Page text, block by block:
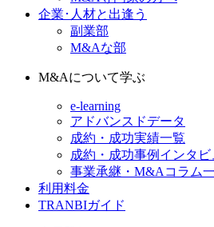
企業･人材と出逢う
副業部
M&Aな部
M&Aについて学ぶ
e-learning
アドバンスドデータ
成約・成功実績一覧
成約・成功事例インタビ
事業承継・M&Aコラム
利用料金
TRANBIガイド